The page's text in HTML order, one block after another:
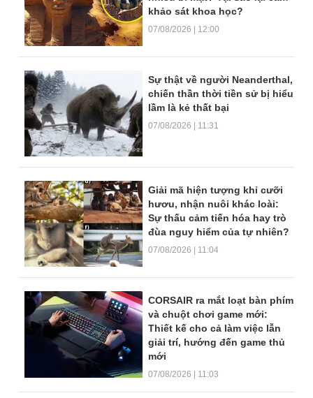
khảo sát khoa học?
07/08/2026 | 12:00
Sự thật về người Neanderthal,
chiến thần thời tiền sử bị hiểu
lầm là kẻ thất bại
07/08/2026 | 11:31
Giải mã hiện tượng khỉ cưỡi
hươu, nhận nuôi khác loài:
Sự thấu cảm tiến hóa hay trò
đùa nguy hiểm của tự nhiên?
07/08/2026 | 11:04
CORSAIR ra mắt loạt bàn phím
và chuột chơi game mới:
Thiết kế cho cả làm việc lẫn
giải trí, hướng đến game thủ
mới
07/08/2026 | 11:03